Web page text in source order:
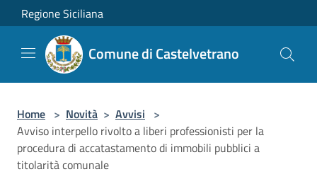
Salta al contenuto principale
Regione Siciliana
Comune di Castelvetrano
Home > Novità > Avvisi >
Avviso interpello rivolto a liberi professionisti per la
procedura di accatastamento di immobili pubblici a
titolarità comunale